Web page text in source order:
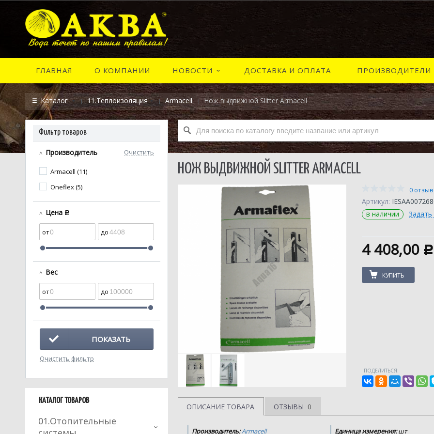
ГЛАВНАЯ О КОМПАНИИ НОВОСТИ ДОСТАВКА И ОПЛАТА ПРОИЗВОДИТЕЛИ
Каталог 11.Теплоизоляция Armacell Нож выдвижной Slitter Armacell
Фильтр товаров
Производитель Очистить
Armacell (11)
Oneflex (5)
Цена c
Вес
ПОКАЗАТЬ
Очистить фильтр
КАТАЛОГ ТОВАРОВ
01.Отопительные
НОЖ ВЫДВИЖНОЙ SLITTER ARMACELL
0
Артикул:
в наличии
4 408,00 c
КУПИТЬ
ПОДЕЛИТЬСЯ:
ОПИСАНИЕ ТОВАРА ОТЗЫВЫ 0
Производитель:Armacell Единица измерения:шт